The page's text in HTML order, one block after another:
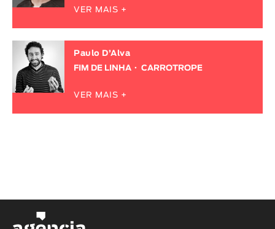
VER MAIS +
Paulo D’Alva
FIM DE LINHA
CARROTROPE
VER MAIS +